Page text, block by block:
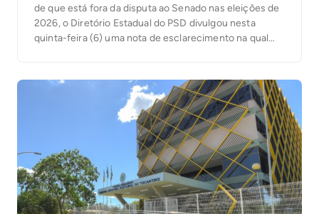
de que está fora da disputa ao Senado nas eleições de
2026, o Diretório Estadual do PSD divulgou nesta
quinta-feira (6) uma nota de esclarecimento na qual
próprio senador. […]